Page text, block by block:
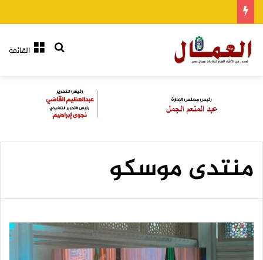
القائمةبحث عن
منتدى موسكو